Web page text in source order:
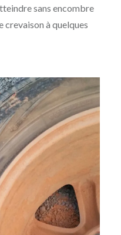
sans encombre
crevaison à quelques